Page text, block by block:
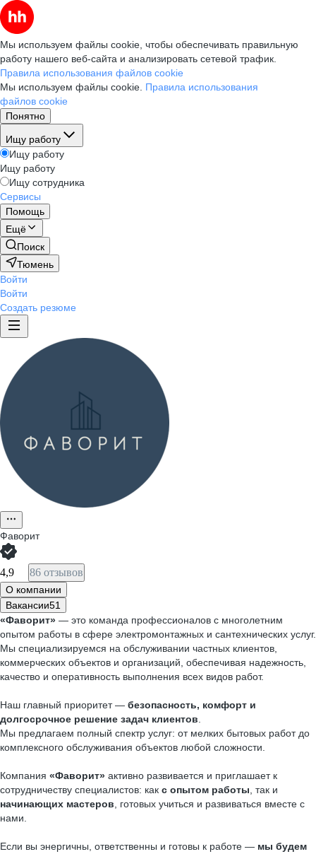
Мы используем файлы cookie, чтобы обеспечивать правильную
работу нашего веб-сайта и анализировать сетевой трафик.
Правила использования файлов cookie
Мы используем файлы cookie. Правила использования
файлов cookie
Понятно
Ищу работу
Ищу работу
Ищу работу
Ищу сотрудника
Сервисы
Помощь
Ещё
Поиск
Тюмень
Войти
Войти
Создать резюме
Фаворит
4,9 86 отзывов
О компании
Вакансии51
«Фаворит» — это команда профессионалов с многолетним
опытом работы в сфере электромонтажных и сантехнических услуг.
Мы специализируемся на обслуживании частных клиентов,
коммерческих объектов и организаций, обеспечивая надежность,
качество и оперативность выполнения всех видов работ.
Наш главный приоритет — безопасность, комфорт и
долгосрочное решение задач клиентов
Мы предлагаем полный спектр услуг: от мелких бытовых работ до
комплексного обслуживания объектов любой сложности.
Компания «Фаворит» активно развивается и приглашает к
сотрудничеству специалистов: как с опытом работы , так и
начинающих мастеров , готовых учиться и развиваться вместе с
нами.
Если вы энергичны, ответственны и готовы к работе — мы будем